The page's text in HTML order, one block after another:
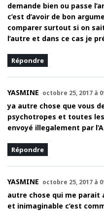
demande bien ou passe
c’est d’avoir de bon
comparer surtout si on
l’autre et dans ce cas je
Répondre
YASMINE octobre 25, 2017 à
ya autre chose que vous
psychotropes et toutes
envoyé illegalement par
Répondre
YASMINE octobre 25, 2017 à
autre chose qui me parait
et inimaginable c’est